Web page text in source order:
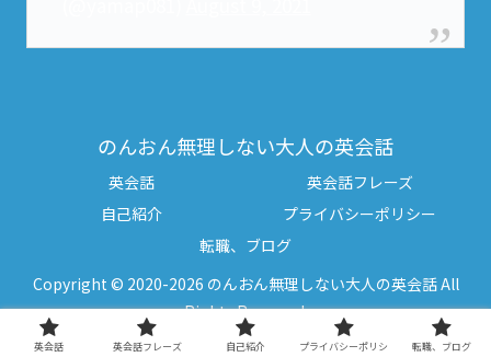
のんおん無理しない大人の英会話
英会話
英会話フレーズ
自己紹介
プライバシーポリシー
転職、ブログ
Copyright © 2020-2026 のんおん無理しない大人の英会話 All
Rights Reserved.
英会話 英会話フレーズ 自己紹介
プライバシーポリシ
転職、ブログ